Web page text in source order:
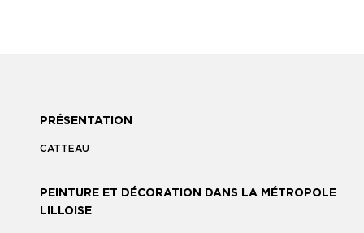
PRÉSENTATION
CATTEAU
PEINTURE ET DÉCORATION DANS LA MÉTROPOLE
LILLOISE